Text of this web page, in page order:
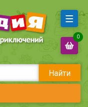
Найти
0